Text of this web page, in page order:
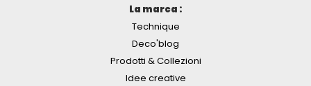
La marca :
Technique
Deco'blog
Prodotti & Collezioni
Idee creative